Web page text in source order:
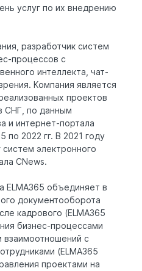
услуг по их внедрению
разработчик систем
процессов с
интеллекта, чат-
Компания является
проектов
СНГ, по данным
и интернет-портала
по 2022 гг. В 2021 году
систем электронного
CNews.
ELMA365 объединяет в
документооборота
кадрового (ELMA365
бизнес-процессами
взаимоотношений с
(ELMA365
проектами на